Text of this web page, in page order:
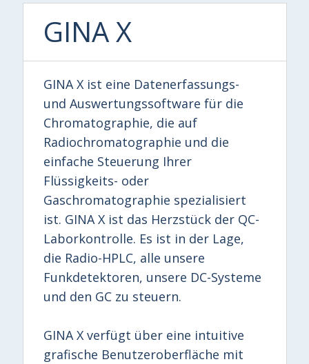
GINA X
GINA X ist eine Datenerfassungs-
und Auswertungssoftware für die
Chromatographie, die auf
Radiochromatographie und die
einfache Steuerung Ihrer
Flüssigkeits- oder
Gaschromatographie spezialisiert
ist. GINA X ist das Herzstück der QC-
Laborkontrolle. Es ist in der Lage,
die Radio-HPLC, alle unsere
Funkdetektoren, unsere DC-Systeme
und den GC zu steuern.
GINA X verfügt über eine intuitive
grafische Benutzeroberfläche mit